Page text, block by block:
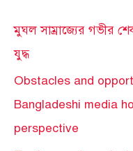
মুঘল সাম্রাজ্যের গভীর
যুদ্ধ
Obstacles and
Bangladeshi media
perspective